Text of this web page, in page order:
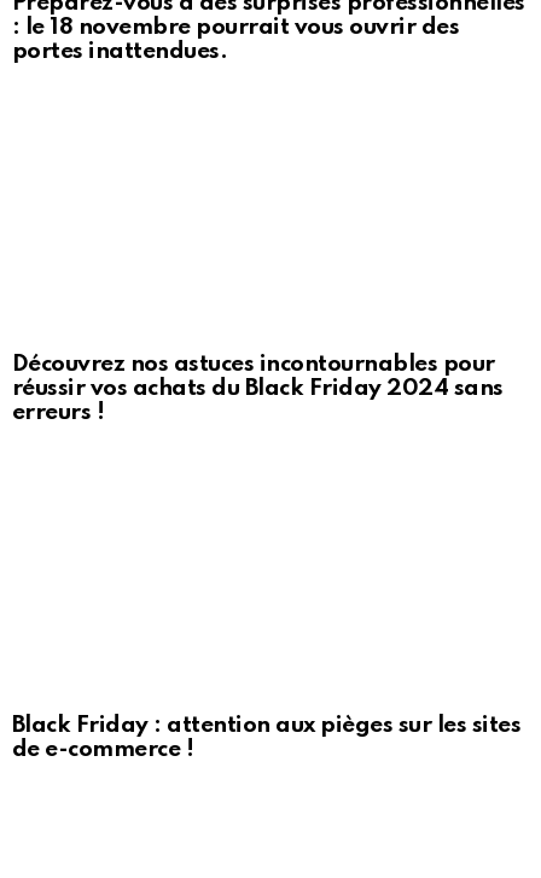
: le 18 novembre pourrait vous ouvrir des
portes inattendues.
Découvrez nos astuces incontournables pour
réussir vos achats du Black Friday 2024 sans
erreurs !
Black Friday : attention aux pièges sur les sites
de e-commerce !